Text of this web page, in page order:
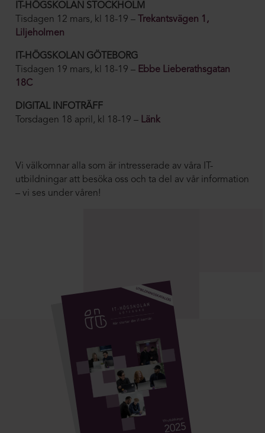
IT-HÖGSKOLAN STOCKHOLM
Tisdagen 12 mars, kl 18-19 –
Trekantsvägen 1,
Liljeholmen
IT-HÖGSKOLAN GÖTEBORG
Tisdagen 19 mars, kl 18-19 – Ebbe Lieberathsgatan
18C
DIGITAL INFOTRÄFF
Torsdagen 18 april, kl 18-19 – Länk
Vi välkomnar alla som är intresserade av våra IT-
utbildningar att besöka oss och ta del av vår information
– vi ses under våren!